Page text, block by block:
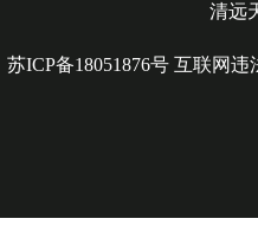
清远
ICP备18051876号 互联网